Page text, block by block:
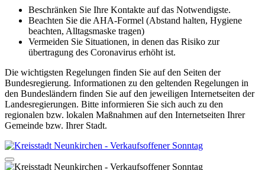
Beschränken Sie Ihre Kontakte auf das Notwendigste.
Beachten Sie die AHA-Formel (Abstand halten, Hygiene
beachten, Alltagsmaske tragen)
Vermeiden Sie Situationen, in denen das Risiko zur
übertragung des Coronavirus erhöht ist.
Die wichtigsten Regelungen finden Sie auf den Seiten der
Bundesregierung. Informationen zu den geltenden Regelungen in
den Bundesländern finden Sie auf den jeweiligen Internetseiten der
Landesregierungen. Bitte informieren Sie sich auch zu den
regionalen bzw. lokalen Maßnahmen auf den Internetseiten Ihrer
Gemeinde bzw. Ihrer Stadt.